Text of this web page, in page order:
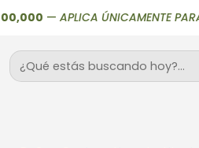
—APLICA ÚNICAMENTE PARA